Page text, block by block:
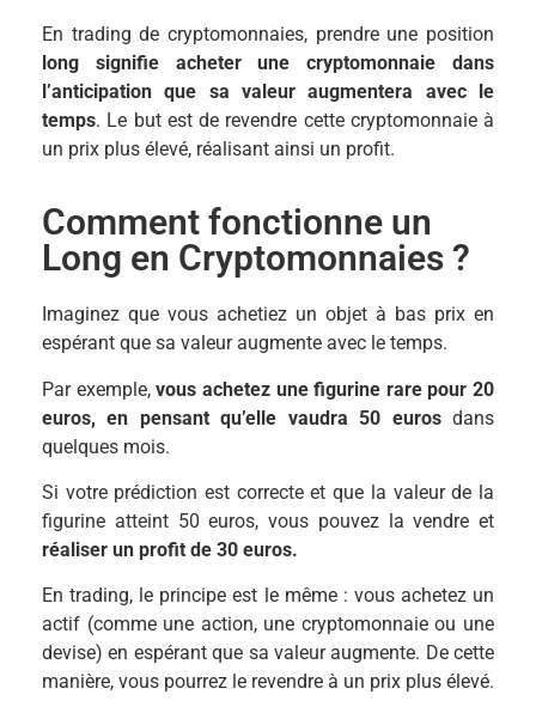
En trading de cryptomonnaies, prendre une position
long
signifie acheter une cryptomonnaie dans
l’anticipation que sa valeur augmentera avec le
temps. Le but est de revendre cette cryptomonnaie à
un prix plus élevé, réalisant ainsi un profit.
Comment fonctionne un
Long en Cryptomonnaies ?
Imaginez que vous achetiez un objet à bas prix en
espérant que sa valeur augmente avec le temps.
Par exemple,vous achetez une figurine rare pour 20
euros, en pensant qu’elle vaudra 50 eurosdans
quelques mois.
Si votre prédiction est correcte et que la valeur de la
figurine atteint 50 euros, vous pouvez la vendre et
réaliser un profit de 30 euros.
En trading, le principe est le même : vous achetez un
actif (comme une action, une cryptomonnaie ou une
devise) en espérant que sa valeur augmente. De cette
manière, vous pourrez le revendre à un prix plus élevé.